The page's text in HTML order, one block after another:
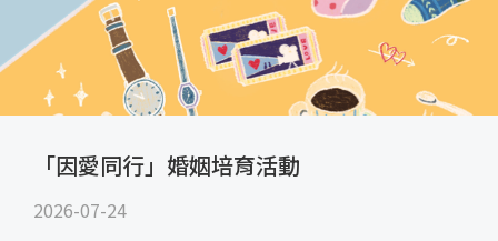
「因愛同行」婚姻培育活動
2026-07-24